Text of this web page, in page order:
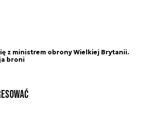
z ministrem obrony Wielkiej Brytanii.
broni